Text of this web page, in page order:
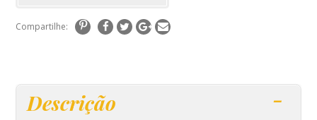
Compartilhe:
Descrição